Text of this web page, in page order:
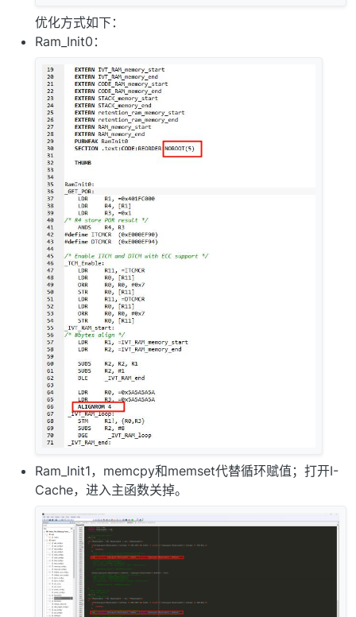
优化方式如下：
Ram_Init0：
Ram_Init1，memcpy和memset代替循环赋值；打开I-
Cache，进入主函数关掉。